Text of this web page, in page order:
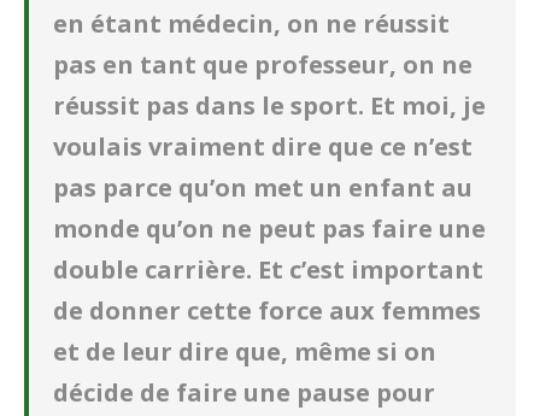
en étant médecin, on ne réussit
pas en tant que professeur, on ne
réussit pas dans le sport. Et moi, je
voulais vraiment dire que ce n’est
pas parce qu’on met un enfant au
monde qu’on ne peut pas faire une
double carrière. Et c’est important
de donner cette force aux femmes
et de leur dire que, même si on
décide de faire une pause pour